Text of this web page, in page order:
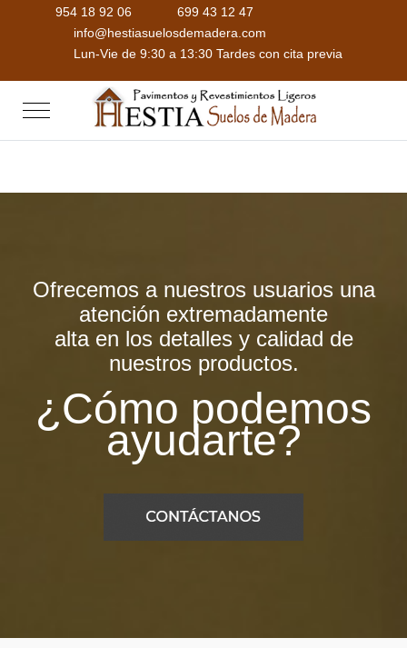
954 18 92 06
699 43 12 47
info@hestiasuelosdemadera.com
Lun-Vie de 9:30 a 13:30 Tardes con cita previa
Mobile Menu Toggle
Ofrecemos a nuestros usuarios una
atención extremadamente
alta en los detalles y calidad de
nuestros productos.
¿Cómo podemos
ayudarte?